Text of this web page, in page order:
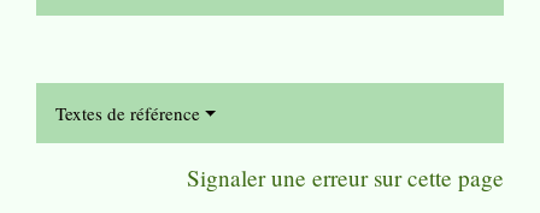
Textes de référence
Signaler une erreur sur cette page